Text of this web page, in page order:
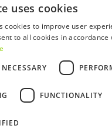
Términos y
Política de
Trabaja con
Libro de
uses cookies
cookies to improve user
to all cookies in accordance
FUNCTIONALITY